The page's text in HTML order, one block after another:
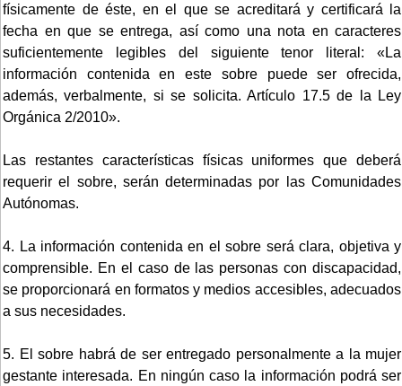
físicamente de éste, en el que se acreditará y certificará la
fecha en que se entrega, así como una nota en caracteres
suficientemente legibles del siguiente tenor literal: «La
información contenida en este sobre puede ser ofrecida,
además, verbalmente, si se solicita. Artículo 17.5 de la Ley
Orgánica 2/2010».
Las restantes características físicas uniformes que deberá
requerir el sobre, serán determinadas por las Comunidades
Autónomas.
4. La información contenida en el sobre será clara, objetiva y
comprensible. En el caso de las personas con discapacidad,
se proporcionará en formatos y medios accesibles, adecuados
a sus necesidades.
5. El sobre habrá de ser entregado personalmente a la mujer
gestante interesada. En ningún caso la información podrá ser